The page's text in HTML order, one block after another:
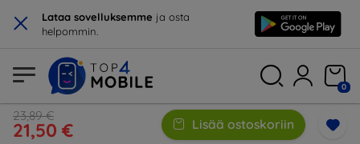
× Lataa sovelluksemme ja osta
helpommin.
0
23,89 €
21,50 € Lisää ostoskoriin